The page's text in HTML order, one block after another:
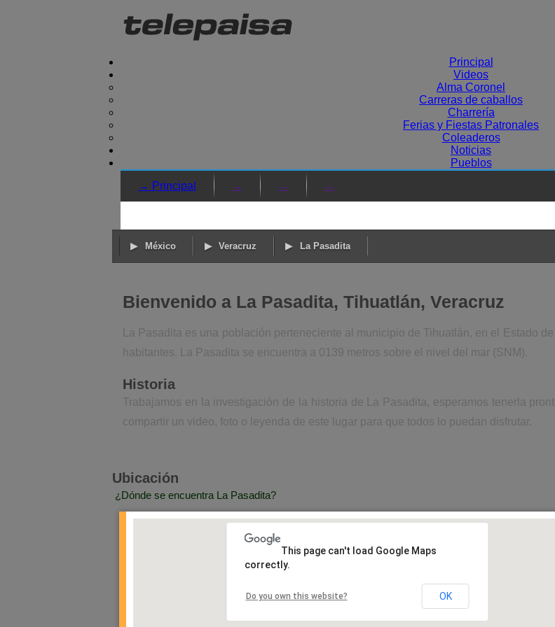
Principal
Videos
Alma Coronel
Carreras de caballos
Charrería
Ferias y Fiestas Patronales
Coleaderos
Noticias
Pueblos
→ Principal
→ → →
México Veracruz La Pasadita
Bienvenido a La Pasadita, Tihuatlán, Veracruz
La Pasadita es una población perteneciente al municipio de Tihuatlán, en el Estado
habitantes. La Pasadita se encuentra a 0139 metros sobre el nivel del mar (SNM).
Historia
Trabajamos en la investigación de la historia de La Pasadita, esperamos tenerla
compartir un video, foto o leyenda de este lugar para que todos lo puedan disfrutar.
Ubicación
¿Dónde se encuentra La Pasadita?
This page can't load Google Maps
correctly.
Do you own this website? OK